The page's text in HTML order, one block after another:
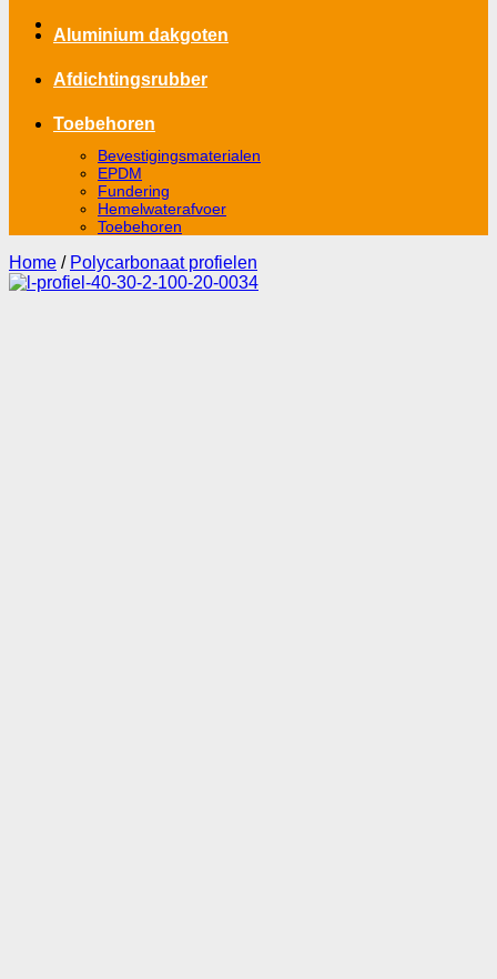
Aluminium dakgoten
Afdichtingsrubber
Toebehoren
Bevestigingsmaterialen
EPDM
Fundering
Hemelwaterafvoer
Toebehoren
Home / Polycarbonaat profielen